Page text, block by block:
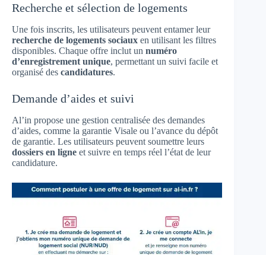
Recherche et sélection de logements
Une fois inscrits, les utilisateurs peuvent entamer leur
recherche de logements sociaux en utilisant les filtres
disponibles. Chaque offre inclut un numéro
d’enregistrement unique, permettant un suivi facile et
organisé des candidatures.
Demande d’aides et suivi
Al’in propose une gestion centralisée des demandes
d’aides, comme la garantie Visale ou l’avance du dépôt
de garantie. Les utilisateurs peuvent soumettre leurs
dossiers en ligne et suivre en temps réel l’état de leur
candidature.